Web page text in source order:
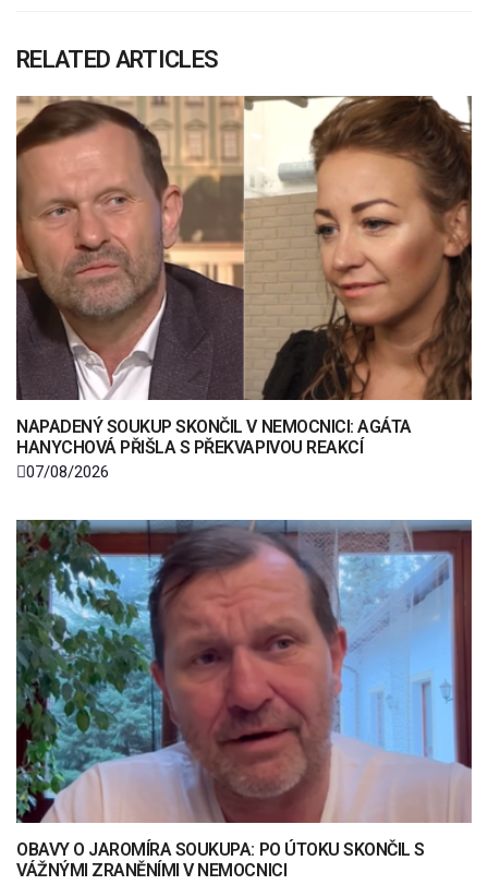
RELATED ARTICLES
NAPADENÝ SOUKUP SKONČIL V NEMOCNICI: AGÁTA
HANYCHOVÁ PŘIŠLA S PŘEKVAPIVOU REAKCÍ
07/08/2026
OBAVY O JAROMÍRA SOUKUPA: PO ÚTOKU SKONČIL S
VÁŽNÝMI ZRANĚNÍMI V NEMOCNICI